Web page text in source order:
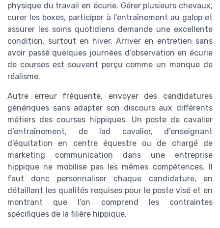
physique du travail en écurie. Gérer plusieurs chevaux,
curer les boxes, participer à l’entraînement au galop et
assurer les soins quotidiens demande une excellente
condition, surtout en hiver. Arriver en entretien sans
avoir passé quelques journées d’observation en écurie
de courses est souvent perçu comme un manque de
réalisme.
Autre erreur fréquente, envoyer des candidatures
génériques sans adapter son discours aux différents
métiers des courses hippiques. Un poste de cavalier
d’entraînement, de lad cavalier, d’enseignant
d’équitation en centre équestre ou de chargé de
marketing communication dans une entreprise
hippique ne mobilise pas les mêmes compétences. Il
faut donc personnaliser chaque candidature, en
détaillant les qualités requises pour le poste visé et en
montrant que l’on comprend les contraintes
spécifiques de la filière hippique.